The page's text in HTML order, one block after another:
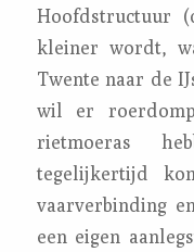
Hoofdstructuur
kleiner wordt,
Twente naar de
wil er
rietmoeras
tegelijkertijd
vaarverbinding
een eigen